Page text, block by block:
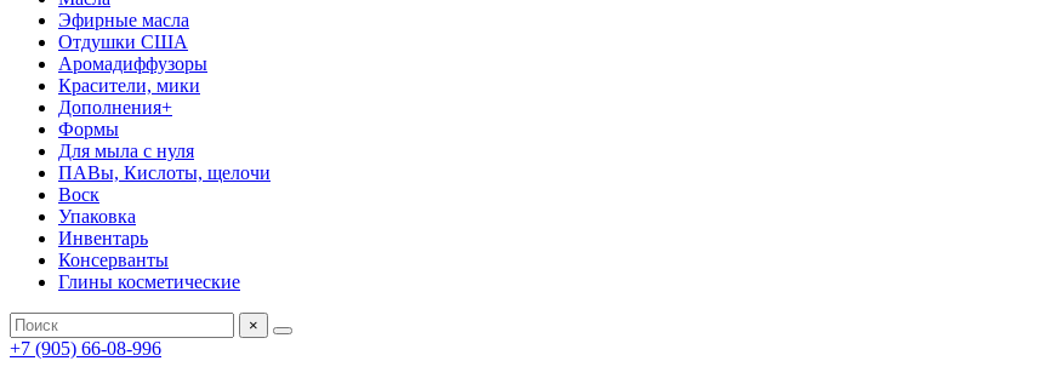
Эфирные масла
Отдушки США
Аромадиффузоры
Красители, мики
Дополнения+
Формы
Для мыла с нуля
ПАВы, Кислоты, щелочи
Воск
Упаковка
Инвентарь
Консерванты
Глины косметические
×
+7 (905) 66-08-996